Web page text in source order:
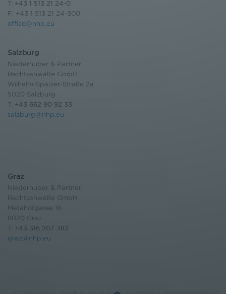
T: +43 1 513 21 24-0
F: +43 1 513 21 24-300
office@nhp.eu
Salzburg
Niederhuber & Partner
Rechtsanwälte GmbH
Wilhelm-Spazier-Straße 2a
5020 Salzburg
T: +43 662 90 92 33
salzburg@nhp.eu
Graz
Niederhuber & Partner
Rechtsanwälte GmbH
Metahofgasse 16
8020 Graz
T: +43 316 207 383
graz@nhp.eu